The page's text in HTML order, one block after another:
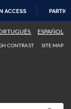
ACCESS
ESPAÑOL
CONTRAST SITE MAP